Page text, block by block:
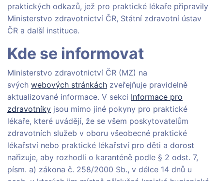
praktických odkazů, jež pro praktické lékaře připravily
Ministerstvo zdravotnictví ČR, Státní zdravotní ústav
ČR a další instituce.
Kde se informovat
Ministerstvo zdravotnictví ČR (MZ) na
svých webových stránkách zveřejňuje pravidelně
aktualizované informace. V sekci Informace pro
zdravotníky jsou mimo jiné pokyny pro praktické
lékaře, které uvádějí, že se všem poskytovatelům
zdravotních služeb v oboru všeobecné praktické
lékařství nebo praktické lékařství pro děti a dorost
nařizuje, aby rozhodli o karanténě podle § 2 odst. 7,
písm. a) zákona č. 258/2000 Sb., v délce 14 dnů u